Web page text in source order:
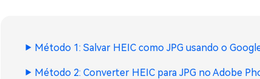
Método 1: Salvar HEIC como JPG usando o
Método 2: Converter HEIC para JPG no Adobe